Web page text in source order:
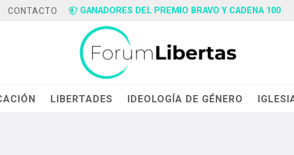
CONTACTO GANADORES DEL PREMIO BRAVO Y CADENA 100
LIBERTADES IDEOLOGÍA DE GÉNERO